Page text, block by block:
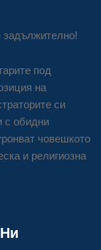
задължително!
под
на
си
с обидни
човешкото
и религиозна